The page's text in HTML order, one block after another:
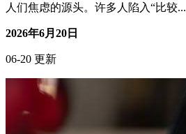
人们焦虑的源头。许多人陷入“比较...
2026年6月20日
06-20 更新